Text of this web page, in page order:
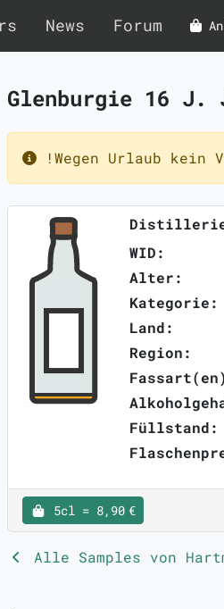
News Forum
Glenburgie 16 J.
!Wegen Urlaub
WID:
Alter:
Kategorie:
Land:
Region:
Füllstand:
5cl = 8,90 €
Alle Samples von